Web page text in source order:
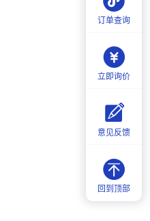
订单查询
立即询价
意见反馈
回到顶部